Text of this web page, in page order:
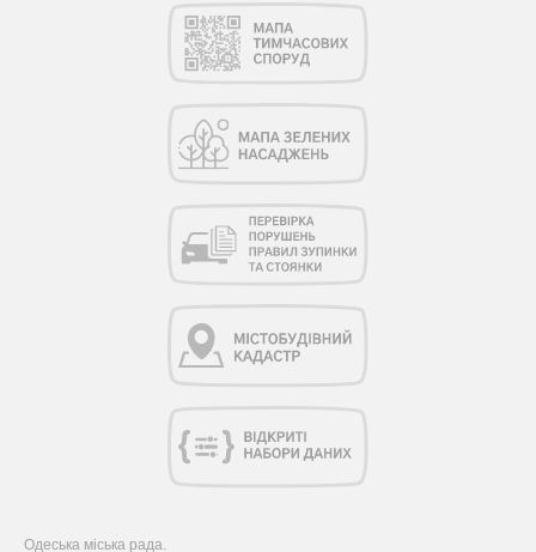
Одеська міська рада.